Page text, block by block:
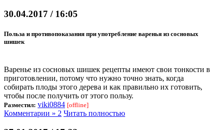
30.04.2017 / 16:05
Польза и противопоказания при употребление варенья из сосновых
шишек
Варенье из сосновых шишек рецепты имеют свои тонкости в
приготовлении, потому что нужно точно знать, когда
собирать плоды этого дерева и как правильно их готовить,
чтобы после получить от этого пользу.
Разместил: viki0884 [offline]
Комментарии » 2 Читать полностью